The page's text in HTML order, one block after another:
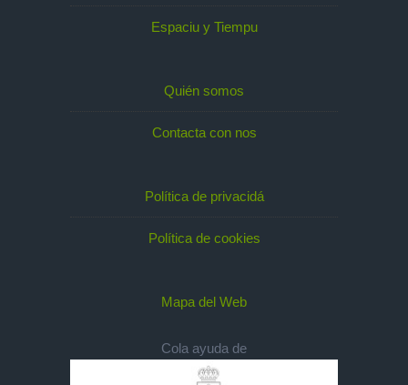
Espaciu y Tiempu
Quién somos
Contacta con nos
Política de privacidá
Política de cookies
Mapa del Web
Cola ayuda de